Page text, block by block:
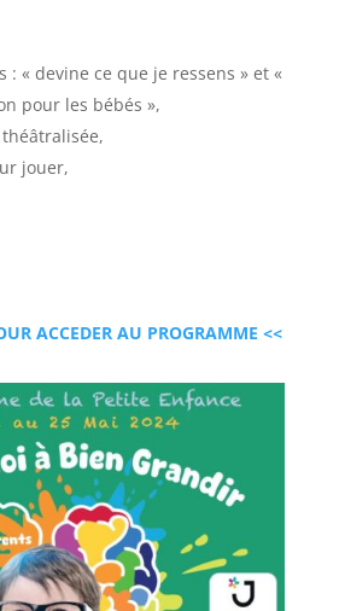
: « devine ce que je ressens » et «
pour les bébés »,
jouer,
ACCEDER AU PROGRAMME <<